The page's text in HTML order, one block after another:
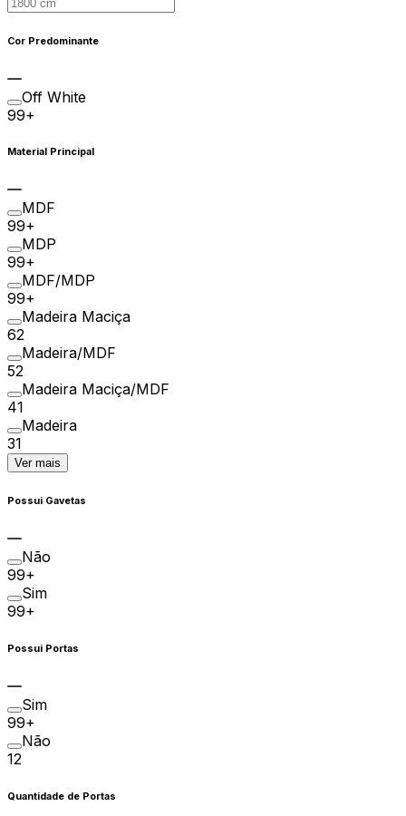
Cor Predominante
Off White
99+
Material Principal
MDF
99+
MDP
99+
MDF/MDP
99+
Madeira Maciça
62
Madeira/MDF
52
Madeira Maciça/MDF
41
Madeira
31
Ver mais
Possui Gavetas
Não
99+
Sim
99+
Possui Portas
Sim
99+
Não
12
Quantidade de Portas